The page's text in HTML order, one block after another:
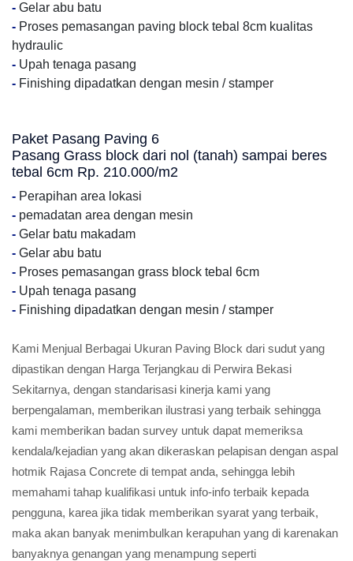
- Gelar abu batu
- Proses pemasangan paving block tebal 8cm kualitas
hydraulic
- Upah tenaga pasang
- Finishing dipadatkan dengan mesin / stamper
Paket Pasang Paving 6
Pasang Grass block dari nol (tanah) sampai beres
tebal 6cm Rp. 210.000/m2
- Perapihan area lokasi
- pemadatan area dengan mesin
- Gelar batu makadam
- Gelar abu batu
- Proses pemasangan grass block tebal 6cm
- Upah tenaga pasang
- Finishing dipadatkan dengan mesin / stamper
Kami Menjual Berbagai Ukuran Paving Block dari sudut yang
dipastikan dengan Harga Terjangkau di Perwira Bekasi
Sekitarnya, dengan standarisasi kinerja kami yang
berpengalaman, memberikan ilustrasi yang terbaik sehingga
kami memberikan badan survey untuk dapat memeriksa
kendala/kejadian yang akan dikeraskan pelapisan dengan aspal
hotmik Rajasa Concrete di tempat anda, sehingga lebih
memahami tahap kualifikasi untuk info-info terbaik kepada
pengguna, karea jika tidak memberikan syarat yang terbaik,
maka akan banyak menimbulkan kerapuhan yang di karenakan
banyaknya genangan yang menampung seperti